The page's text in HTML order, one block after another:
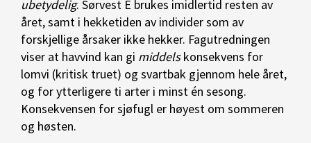
ubetydelig. Sørvest E brukes imidlertid resten av
året, samt i hekketiden av individer som av
forskjellige årsaker ikke hekker. Fagutredningen
viser at havvind kan gi middelskonsekvens for
lomvi (kritisk truet) og svartbak gjennom hele året,
og for ytterligere ti arter i minst én sesong.
Konsekvensen for sjøfugl er høyest om sommeren
og høsten.